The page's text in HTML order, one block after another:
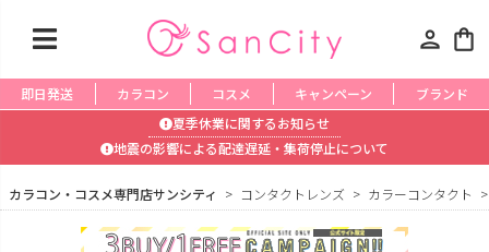
person shopping_bag
即日発送 カラコン コスメ キャンペーン
ブランド
夏季休業に関するお知らせ
地震の影響による配達遅延・集荷停止について
カラコン・コスメ専門店サンシティ コンタクトレンズ カラーコンタクト